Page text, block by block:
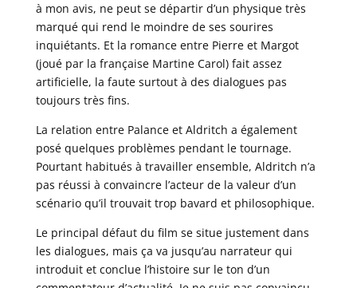
à mon avis, ne peut se départir d’un physique très
marqué qui rend le moindre de ses sourires
inquiétants. Et la romance entre Pierre et Margot
(joué par la française Martine Carol) fait assez
artificielle, la faute surtout à des dialogues pas
toujours très fins.
La relation entre Palance et Aldritch a également
posé quelques problèmes pendant le tournage.
Pourtant habitués à travailler ensemble, Aldritch n’a
pas réussi à convaincre l’acteur de la valeur d’un
scénario qu’il trouvait trop bavard et philosophique.
Le principal défaut du film se situe justement dans
les dialogues, mais ça va jusqu’au narrateur qui
introduit et conclue l’histoire sur le ton d’un